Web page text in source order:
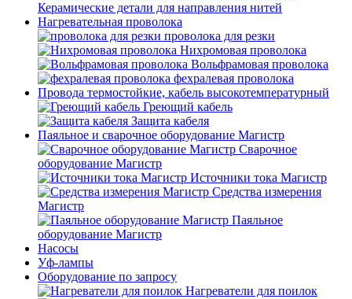
Керамические детали для направления нитей
Нагревательная проволока
проволока для резки
Нихромовая проволока
Вольфрамовая проволока
фехралевая проволока
Провода термостойкие, кабель высокотемпературный
Греющий кабель
Защита кабеля
Паяльное и сварочное оборудование Магистр
Сварочное
оборудование Магистр
Источники тока Магистр
Средства измерения
Магистр
Паяльное
оборудование Магистр
Насосы
Уф-лампы
Оборудование по запросу
Нагреватели для поилок